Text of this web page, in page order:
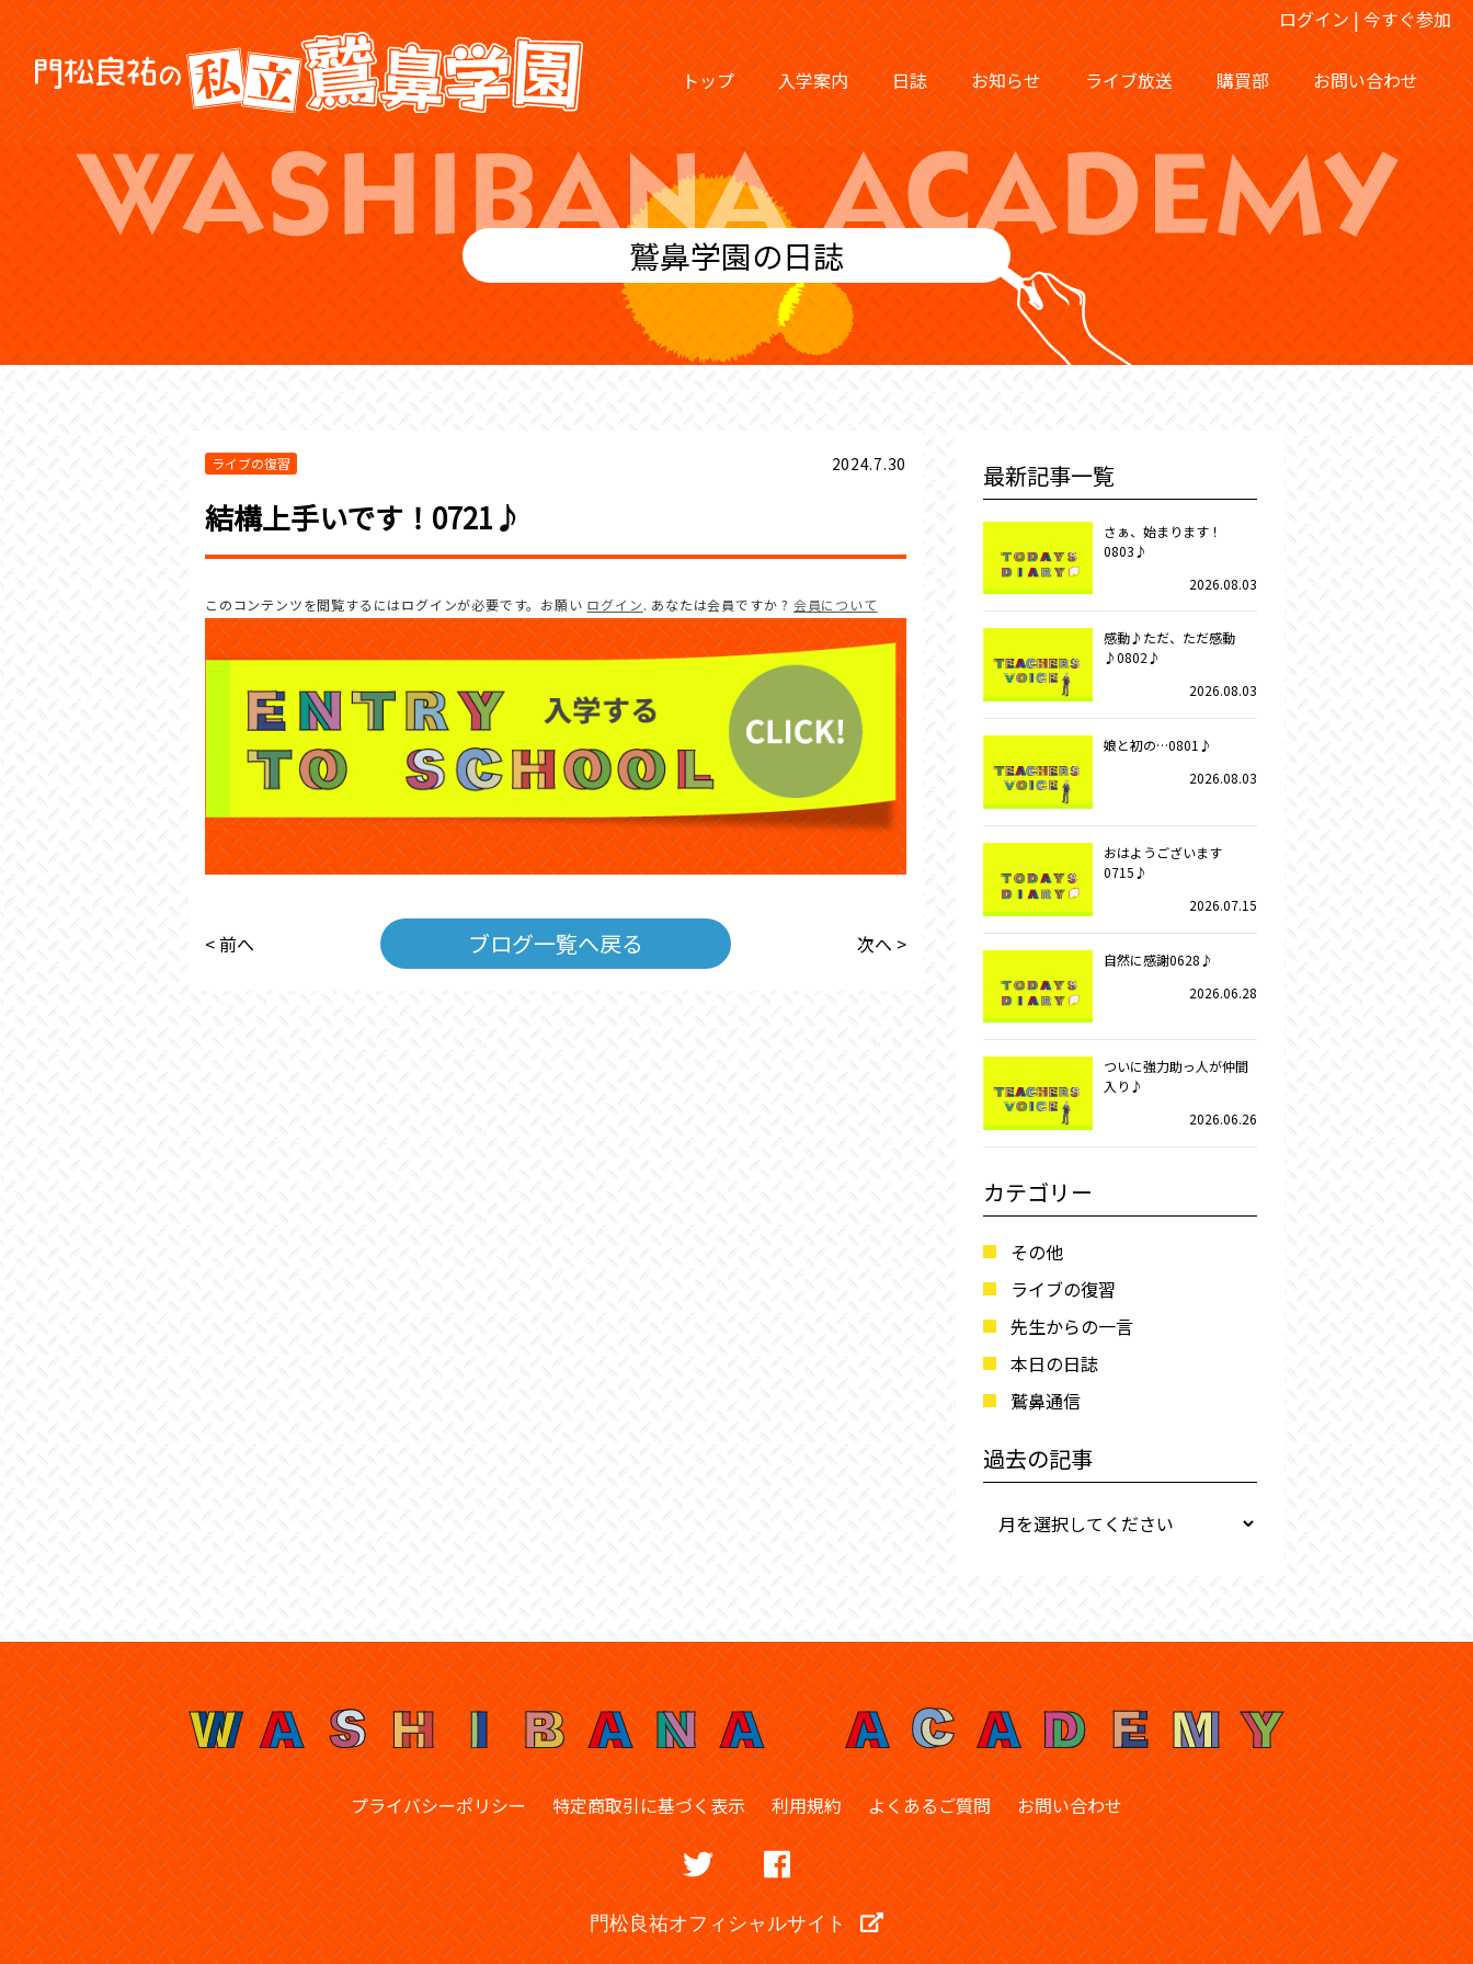
ログイン | 今すぐ参加
トップ 入学案内 日誌 お知らせ ライブ放送 購買部 お問い合わせ
鷲鼻学園の日誌
ライブの復習 2024.7.30
結構上手いです！0721♪
このコンテンツを閲覧するにはログインが必要です。お願い ログイン. あなたは会員ですか ? 会員について
< 前へ ブログ一覧へ戻る 次へ >
最新記事一覧
さぁ、始まります！
0803♪
2026.08.03
感動♪ただ、ただ感動
♪0802♪
2026.08.03
娘と初の…0801♪
2026.08.03
おはようございます
0715♪
2026.07.15
自然に感謝0628♪
2026.06.28
ついに強力助っ人が仲間
入り♪
2026.06.26
カテゴリー
その他
ライブの復習
先生からの一言
本日の日誌
鷲鼻通信
過去の記事
プライバシーポリシー 特定商取引に基づく表示 利用規約 よくあるご質問 お問い合わせ
門松良祐オフィシャルサイト